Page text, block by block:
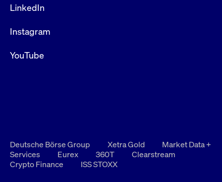
LinkedIn
Instagram
YouTube
Deutsche Börse Group Xetra Gold
Market Data +
Services
Eurex 360T
Clearstream
Crypto Finance
ISS STOXX